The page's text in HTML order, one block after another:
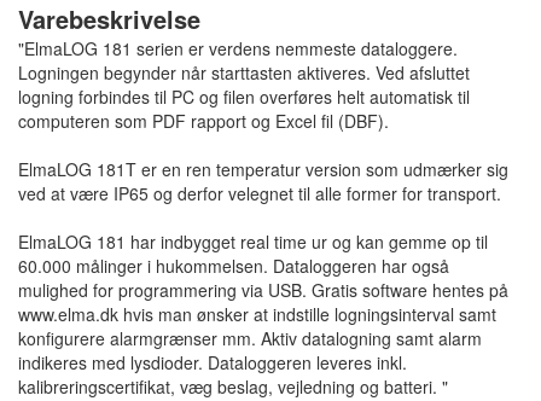
Varebeskrivelse
"ElmaLOG 181 serien er verdens nemmeste dataloggere.
Logningen begynder når starttasten aktiveres. Ved afsluttet
logning forbindes til PC og filen overføres helt automatisk til
computeren som PDF rapport og Excel fil (DBF).
ElmaLOG 181T er en ren temperatur version som udmærker sig
ved at være IP65 og derfor velegnet til alle former for transport.
ElmaLOG 181 har indbygget real time ur og kan gemme op til
60.000 målinger i hukommelsen. Dataloggeren har også
mulighed for programmering via USB. Gratis software hentes på
www.elma.dk hvis man ønsker at indstille logningsinterval samt
konfigurere alarmgrænser mm. Aktiv datalogning samt alarm
indikeres med lysdioder. Dataloggeren leveres inkl.
kalibreringscertifikat, væg beslag, vejledning og batteri. "